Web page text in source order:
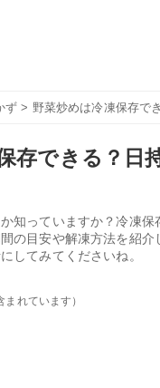
ず > 野菜炒めは冷凍保存で
存できる？日
知っていますか？冷凍
の目安や解凍方法を紹
してみてくださいね。
まれています）